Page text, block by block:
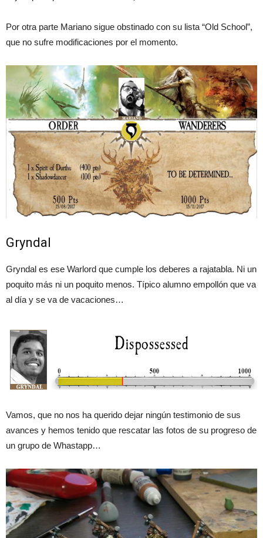
Por otra parte Mariano sigue obstinado con su lista “Old School”,
que no sufre modificaciones por el momento.
Gryndal
Gryndal es ese Warlord que cumple los deberes a rajatabla. Ni un
poquito más ni un poquito menos. Típico alumno empollón que va
al día y se va de vacaciones…
Vamos, que no nos ha querido dejar ningún testimonio de sus
avances y hemos tenido que rescatar las fotos de su progreso de
un grupo de Whastapp…